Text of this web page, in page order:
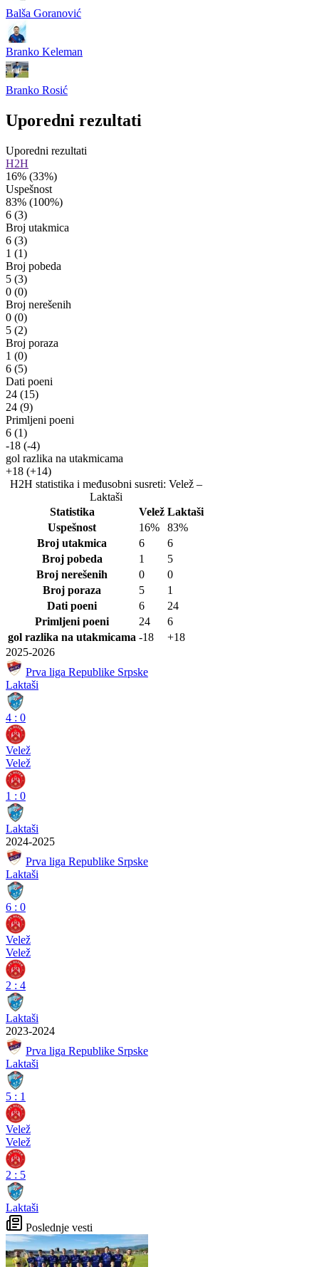
Balša Goranović
Branko Keleman
Branko Rosić
Uporedni rezultati
Uporedni rezultati
H2H
16% (33%)
Uspešnost
83% (100%)
6 (3)
Broj utakmica
6 (3)
1 (1)
Broj pobeda
5 (3)
0 (0)
Broj nerešenih
0 (0)
5 (2)
Broj poraza
1 (0)
6 (5)
Dati poeni
24 (15)
24 (9)
Primljeni poeni
6 (1)
-18 (-4)
gol razlika na utakmicama
+18 (+14)
H2H statistika i međusobni susreti: Velež –
Laktaši
Statistika
Velež Laktaši
Uspešnost
16%
83%
Broj utakmica
6
6
Broj pobeda
1
5
Broj nerešenih
0
0
Broj poraza
5
1
Dati poeni
6
24
Primljeni poeni
24
6
gol razlika na utakmicama -18
+18
2025-2026
Prva liga Republike Srpske
Laktaši
4 : 0
Velež
Velež
1 : 0
Laktaši
2024-2025
Prva liga Republike Srpske
Laktaši
6 : 0
Velež
Velež
2 : 4
Laktaši
2023-2024
Prva liga Republike Srpske
Laktaši
5 : 1
Velež
Velež
2 : 5
Laktaši
Poslednje vesti